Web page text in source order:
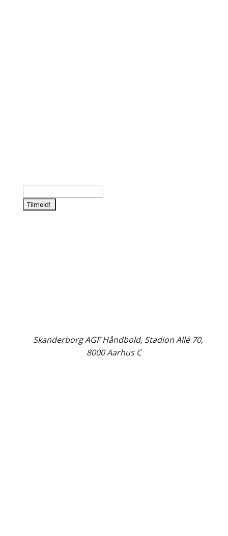
Skanderborg AGF Håndbold, Stadion Allé 70,
8000 Aarhus C